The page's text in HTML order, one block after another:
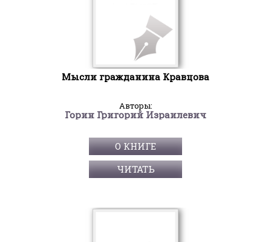
Мысли гражданина Кравцова
Авторы:
Горин Григорий Израилевич
О КНИГЕ
ЧИТАТЬ